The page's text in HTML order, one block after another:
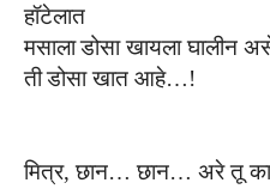
हॉटेलात
मसालाडोसा खायला घालीन
तीडोसाखात आहे…!
मित्र, छान… छान… अरे तू